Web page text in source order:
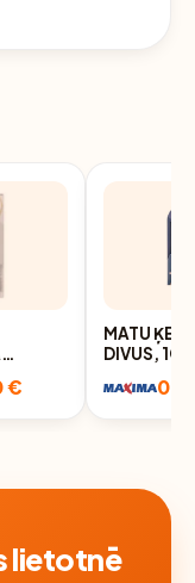
€
MATU
DIVUS,
lietotnē